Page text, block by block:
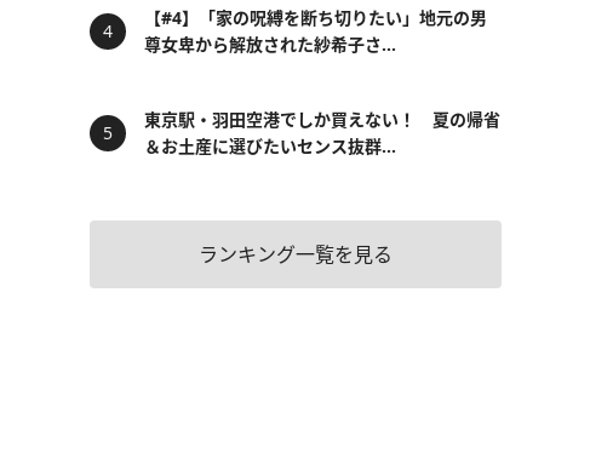
【#4】「家の呪縛を断ち切りたい」地元の男
尊女卑から解放された紗希子さ...
東京駅・羽田空港でしか買えない！ 夏の帰省
＆お土産に選びたいセンス抜群...
ランキング一覧を見る